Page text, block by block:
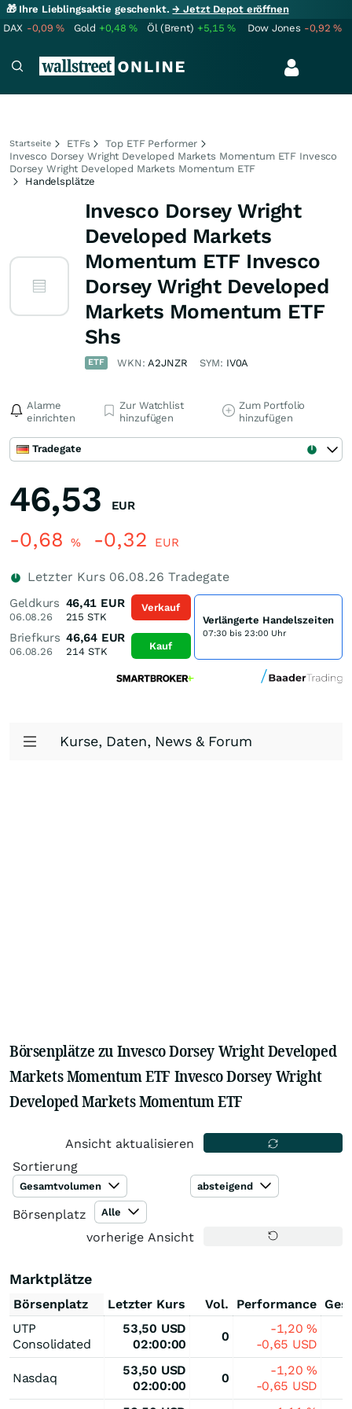
🎁 Ihre Lieblingsaktie geschenkt.→ Jetzt Depot eröffnen
DAX -0,09% Gold +0,48% Öl (Brent) +5,15% Dow Jones -0,92%
Startseite ETFs
Top ETF Performer
Invesco Dorsey Wright Developed Markets Momentum ETF Invesco
Dorsey Wright Developed Markets Momentum ETF
Handelsplätze
Invesco Dorsey Wright
Developed Markets
Momentum ETF Invesco
Dorsey Wright Developed
Markets Momentum ETF
Shs
ETF WKN:A2JNZR SYM: IV0A
Alarme
einrichten
Zur Watchlist
hinzufügen
Zum Portfolio
hinzufügen
Tradegate
46,53 EUR
-0,68 % -0,32 EUR
Letzter Kurs 06.08.26 Tradegate
Geldkurs
06.08.26
46,41 EUR
215 STK
Briefkurs
06.08.26
46,64 EUR
214STK
Verkauf
Kauf
Verlängerte Handelszeiten
07:30 bis 23:00 Uhr
Kurse, Daten, News & Forum
Börsenplätze zu Invesco Dorsey Wright Developed
Markets Momentum ETF Invesco Dorsey Wright
Developed Markets Momentum ETF
Ansicht aktualisieren
Sortierung
Gesamtvolumen absteigend
Börsenplatz Alle
vorherige Ansicht
Marktplätze
Börsenplatz Letzter Kurs Vol. Performance
UTP
Consolidated
53,50 USD
02:00:00
0
-1,20%
-0,65 USD
Nasdaq
53,50 USD
02:00:00
0
-1,20%
-0,65 USD